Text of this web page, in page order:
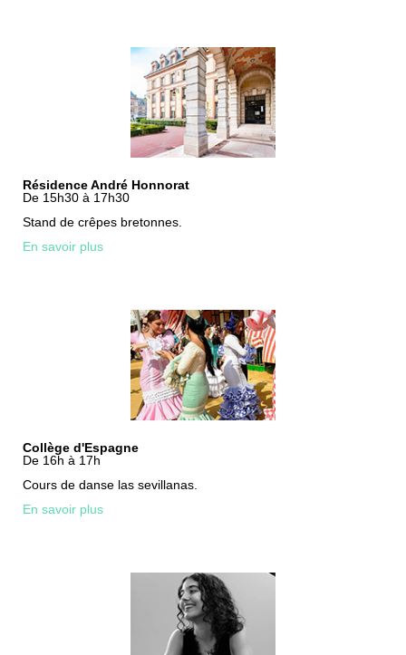
Résidence André Honnorat
De 15h30 à 17h30
Stand de crêpes bretonnes.
En savoir plus
Collège d'Espagne
De 16h à 17h
Cours de danse las sevillanas.
En savoir plus